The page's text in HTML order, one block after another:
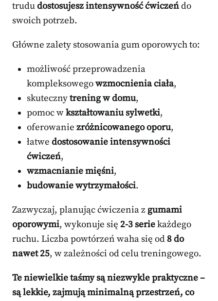
trududostosujesz intensywność ćwiczeńdo
swoich potrzeb.
Główne zalety stosowania gum oporowych to:
możliwość przeprowadzenia
kompleksowegowzmocnienia ciała,
skutecznytrening w domu,
pomoc wkształtowaniu sylwetki,
oferowanie zróżnicowanego oporu,
łatwe dostosowanie intensywności
ćwiczeń,
wzmacnianie mięśni,
budowanie wytrzymałości.
Zazwyczaj, planując ćwiczenia z gumami
oporowymi, wykonuje się 2-3 seriekażdego
ruchu. Liczba powtórzeń waha się od8 do
nawet 25, w zależności od celu treningowego.
Te niewielkie taśmy są niezwykle praktyczne –
są lekkie, zajmują minimalną przestrzeń, co